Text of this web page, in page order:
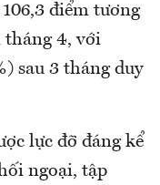
điểm tương
tháng 4, với
sau 3 tháng duy
lực đỡ đáng kể
ngoại, tập